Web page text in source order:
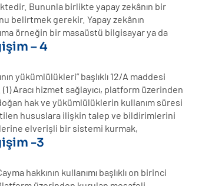
Bununla birlikte yapay zekânın bir
belirtmek gerekir. Yapay zekânın
örneğin bir masaüstü bilgisayar ya da
– 4
yükümlülükleri” başlıklı 12/A maddesi
Aracı hizmet sağlayıcı, platform üzerinden
hak ve yükümlülüklerin kullanım süresi
hususlara ilişkin talep ve bildirimlerini
elverişli bir sistemi kurmak,
-3
hakkının kullanımı başlıklı on birinci